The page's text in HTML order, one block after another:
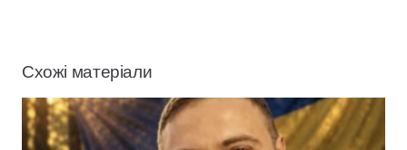
Схожі матеріали